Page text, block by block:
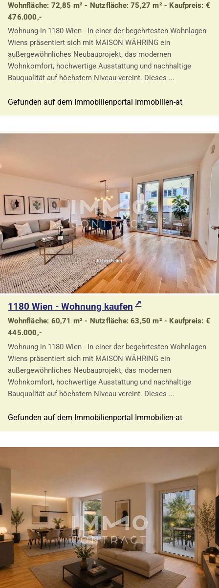
Wohnfläche: 72,85 m² - Nutzfläche: 75,27 m² - Kaufpreis: €
476.000,-
Wohnung in 1180 Wien - In einer der begehrtesten Wohnlagen
Wiens präsentiert sich mit MAISON WÄHRING ein
außergewöhnliches Neubauprojekt, das modernen
Wohnkomfort, hochwertige Ausstattung und nachhaltige
Bauqualität auf höchstem Niveau vereint. Dieses ...
Gefunden auf dem Immobilienportal Immobilien-at
1180 Wien - Wohnung kaufen
Wohnfläche: 60,71 m² - Nutzfläche: 63,50 m² - Kaufpreis: €
445.000,-
Wohnung in 1180 Wien - In einer der begehrtesten Wohnlagen
Wiens präsentiert sich mit MAISON WÄHRING ein
außergewöhnliches Neubauprojekt, das modernen
Wohnkomfort, hochwertige Ausstattung und nachhaltige
Bauqualität auf höchstem Niveau vereint. Dieses ...
Gefunden auf dem Immobilienportal Immobilien-at